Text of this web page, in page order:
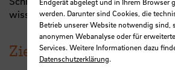
wissenschaftlicher Texte besser
Zielsetzung
werden. Darunter sind Cookies, die
Betrieb unserer Website notwendig sind,
anonymen Webanalyse oder für
Services. Weitere Informationen dazu
Datenschutzerklärung.